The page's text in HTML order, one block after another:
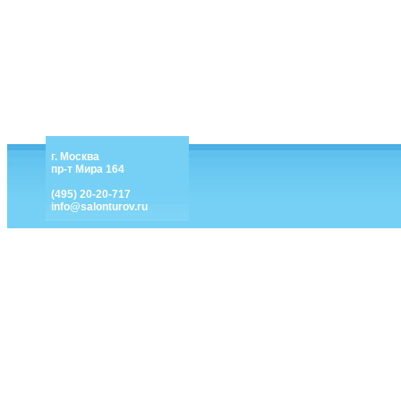
г. Москва
пр-т Мира 164
(495) 20-20-717
info@salonturov.ru